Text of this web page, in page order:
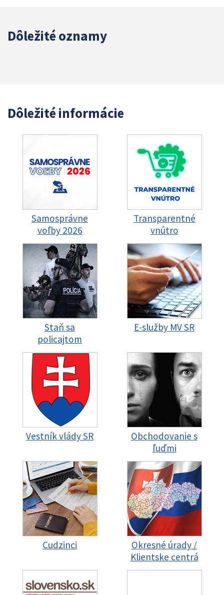
Dôležité oznamy
Dôležité informácie
Samosprávne
voľby 2026
Transparentné
vnútro
Staň sa
policajtom
E-služby MV SR
Vestník vlády SR
Obchodovanie s
ľuďmi
Cudzinci
Okresné úrady /
Klientske centrá